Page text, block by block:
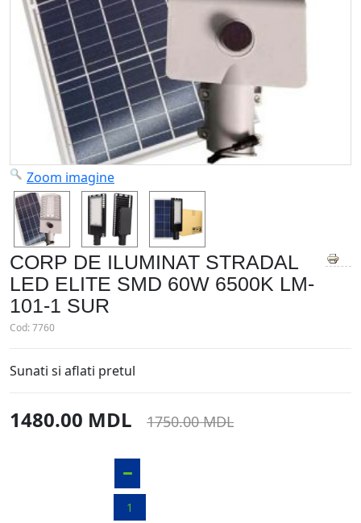
Zoom imagine
CORP DE ILUMINAT STRADAL
LED ELITE SMD 60W 6500K LM-
101-1 SUR
Cod:7760
Sunati si aflati pretul
1480.00 MDL 1750.00 MDL